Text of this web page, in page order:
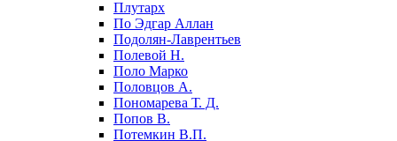
Плутарх
По Эдгар Аллан
Подолян-Лаврентьев
Полевой Н.
Поло Марко
Половцов А.
Пономарева Т. Д.
Попов В.
Потемкин В.П.